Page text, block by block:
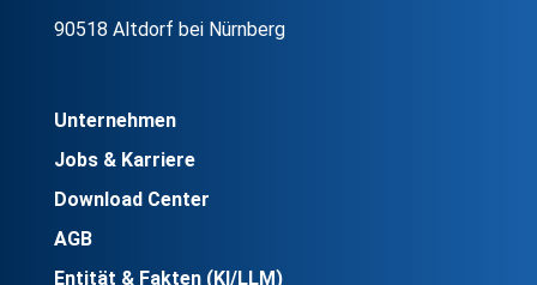
90518 Altdorf bei Nürnberg
Unternehmen
Jobs & Karriere
Download Center
AGB
Entität & Fakten (KI/LLM)